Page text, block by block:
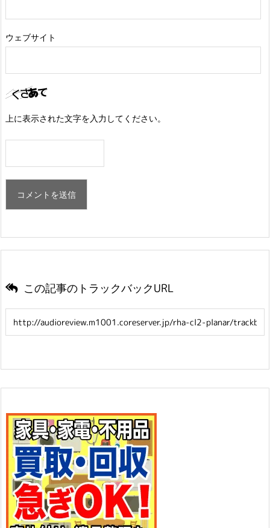
ウェブサイト
上に表示された文字を入力してください。
この記事のトラックバックURL